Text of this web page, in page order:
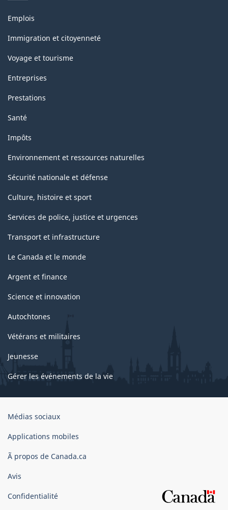
Thèmes
sujets
Emplois
Immigration et citoyenneté
Voyage et tourisme
Entreprises
Prestations
Santé
Impôts
Environnement et ressources naturelles
Sécurité nationale et défense
Culture, histoire et sport
Services de police, justice et urgences
Transport et infrastructure
Le Canada et le monde
Argent et finance
Science et innovation
Autochtones
Vétérans et militaires
Jeunesse
Gérer les événements de la vie
Organisation
gouvernement
Canada
Médias sociaux
Applications mobiles
Ã propos de Canada.ca
Avis
Confidentialité